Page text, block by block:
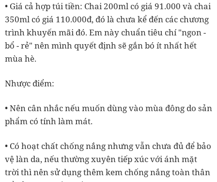
• Giá cả hợp túi tiền: Chai 200ml có giá 91.000 và chai
350ml có giá 110.000đ, đó là chưa kể đến các chương
trình khuyến mãi đó. Em này chuẩn tiêu chí "ngon -
bổ - rẻ" nên mình quyết định sẽ gắn bó ít nhất hết
mùa hè.
Nhược điểm:
• Nên cân nhắc nếu muốn dùng vào mùa đông do sản
phẩm có tính làm mát.
• Có hoạt chất chống nắng nhưng vẫn chưa đủ để bảo
vệ làn da, nếu thường xuyên tiếp xúc với ánh mặt
trời thì nên sử dụng thêm kem chống nắng toàn thân